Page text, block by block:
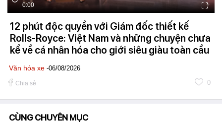
0:00
12 phút độc quyền với Giám đốc thiết kế
Rolls-Royce: Việt Nam và những chuyện chưa
kể về cá nhân hóa cho giới siêu giàu toàn cầu
Văn hóa xe -06/08/2026
Chia sẻ 0
CÙNG CHUYÊN MỤC